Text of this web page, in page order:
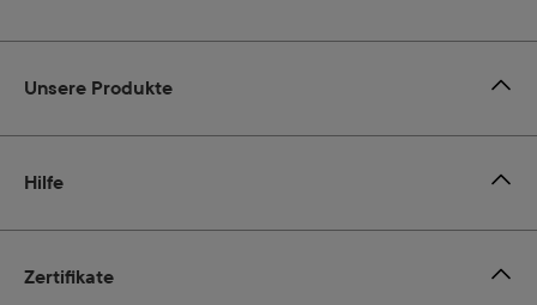
Zertifikate
Unsere Produkte
Hilfe